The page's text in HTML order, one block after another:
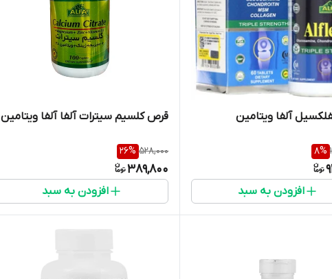
آلفا ویتامین
8%
افزودن به سبد
قرص کلسیم سیترات آلفا آلفا ویتامین
528,000
26%
389,800
افزودن به سبد